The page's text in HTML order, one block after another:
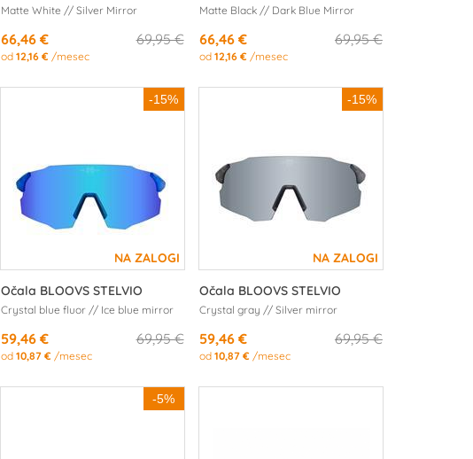
Matte White // Silver Mirror
69,95 €
66,46 €
od12,16 € /mesec
Matte Black // Dark Blue Mirror
69,95 €
66,46 €
od12,16 € /mesec
-15%
Očala BLOOVS STELVIO
Crystal blue fluor // Ice blue mirror
69,95 €
59,46 €
od10,87 € /mesec
-15%
Očala BLOOVS STELVIO
Crystal gray // Silver mirror
69,95 €
59,46 €
od10,87 € /mesec
-5%